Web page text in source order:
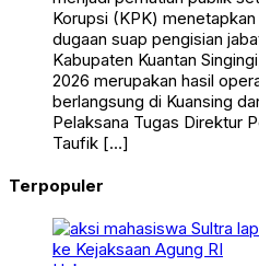
Korupsi (KPK)
dugaan suap pengisian
Kabupaten Kuantan
2026 merupakan hasil
berlangsung di Kuansing
Pelaksana Tugas Direktur
Taufik […]
Terpopuler